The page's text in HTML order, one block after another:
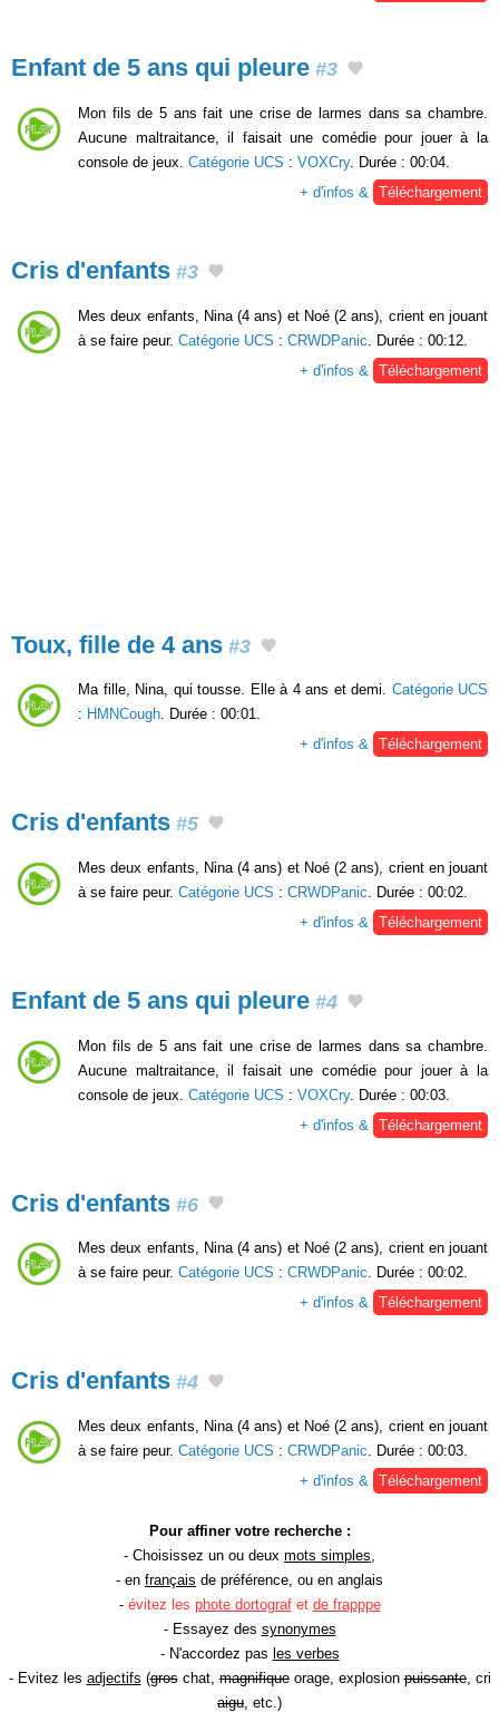
Enfant de 5 ans qui pleure #3
Mon fils de 5 ans fait une crise de larmes dans sa chambre.
Aucune maltraitance, il faisait une comédie pour jouer à la
console de jeux. Catégorie UCS : VOXCry. Durée : 00:04.
+ d'infos & Téléchargement
Cris d'enfants #3
Mes deux enfants, Nina (4 ans) et Noé (2 ans), crient en jouant
à se faire peur. Catégorie UCS : CRWDPanic . Durée : 00:12.
+ d'infos &
Téléchargement
Toux, fille de 4 ans #3
Ma fille, Nina, qui tousse. Elle à 4 ans et demi. Catégorie UCS
: HMNCough. Durée : 00:01.
+ d'infos & Téléchargement
Cris d'enfants #5
Mes deux enfants, Nina (4 ans) et Noé (2 ans), crient en jouant
à se faire peur. Catégorie UCS : CRWDPanic. Durée : 00:02.
+ d'infos & Téléchargement
Enfant de 5 ans qui pleure #4
Mon fils de 5 ans fait une crise de larmes dans sa chambre.
Aucune maltraitance, il faisait une comédie pour jouer à la
console de jeux. Catégorie UCS : VOXCry. Durée : 00:03.
+ d'infos &
Téléchargement
Cris d'enfants #6
Mes deux enfants, Nina (4 ans) et Noé (2 ans), crient en jouant
à se faire peur. Catégorie UCS : CRWDPanic. Durée : 00:02.
+ d'infos & Téléchargement
Cris d'enfants #4
Mes deux enfants, Nina (4 ans) et Noé (2 ans), crient en jouant
à se faire peur. Catégorie UCS : CRWDPanic . Durée : 00:03.
+ d'infos &
Téléchargement
Pour affiner votre recherche :
- Choisissez un ou deux mots simples
- en français de préférence, ou en anglais
- évitez les phote dortografet de frapppe
- Essayez des synonymes
- N'accordez pas les verbes
- Evitez les adjectifs (groschat,magnifiqueorage, explosionpuissante, cri
aigu , etc.)